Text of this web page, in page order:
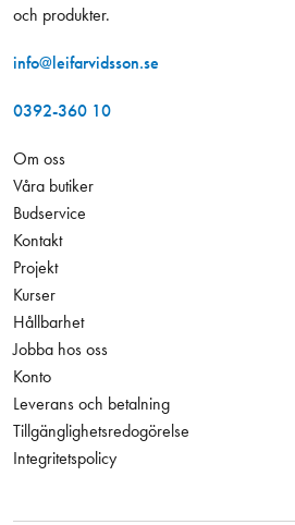
och produkter.
info@leifarvidsson.se
0392-360 10
Om oss
Våra butiker
Budservice
Kontakt
Projekt
Kurser
Hållbarhet
Jobba hos oss
Konto
Leverans och betalning
Tillgänglighetsredogörelse
Integritetspolicy